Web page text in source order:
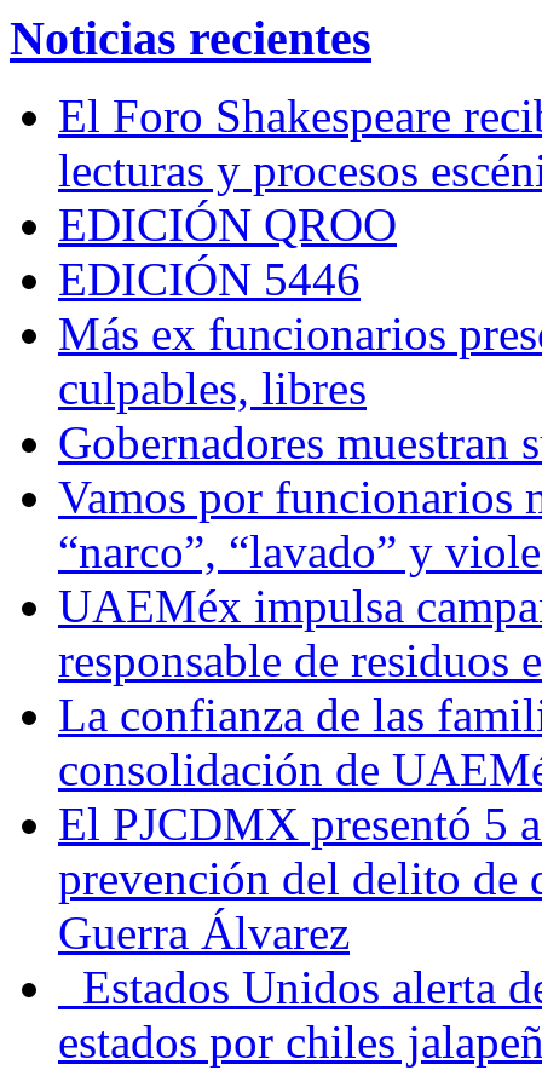
Noticias recientes
El Foro Shakespeare
lecturas y procesos
EDICIÓN QROO
EDICIÓN 5446
Más ex funcionarios
culpables, libres
Gobernadores muestran
Vamos por funcionarios
“narco”, “lavado” y
UAEMéx impulsa
responsable de residuos
La confianza de las
consolidación de
El PJCDMX presentó 5
prevención del delito de
Guerra Álvarez
Estados Unidos alerta
estados por chiles